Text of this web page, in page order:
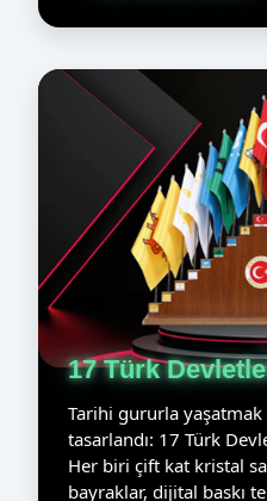
17 Türk
Tarihi gururla
tasarlandı: 17 Türk
Her biri çift kat kristal
bayraklar, dijital baskı